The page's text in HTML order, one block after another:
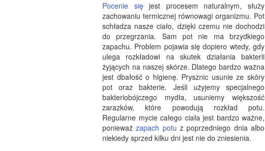
Pocenie sięjest procesem naturalnym, służy
zachowaniu termicznej równowagi organizmu. Pot
schładza nasze ciało, dzięki czemu nie dochodzi
do przegrzania. Sam pot nie ma brzydkiego
zapachu. Problem pojawia się dopiero wtedy, gdy
ulega rozkładowi na skutek działania bakterii
żyjących na naszej skórze. Dlatego bardzo ważna
jest dbałość o higienę. Prysznic usunie ze skóry
pot oraz bakterie. Jeśli użyjemy specjalnego
bakteriobójczego mydła, usuniemy większość
zarazków, które powodują rozkład potu.
Regularne mycie całego ciała jest bardzo ważne,
ponieważzapach potu z poprzedniego dnia albo
niekiedy sprzed kilku dni jest nie do zniesienia.